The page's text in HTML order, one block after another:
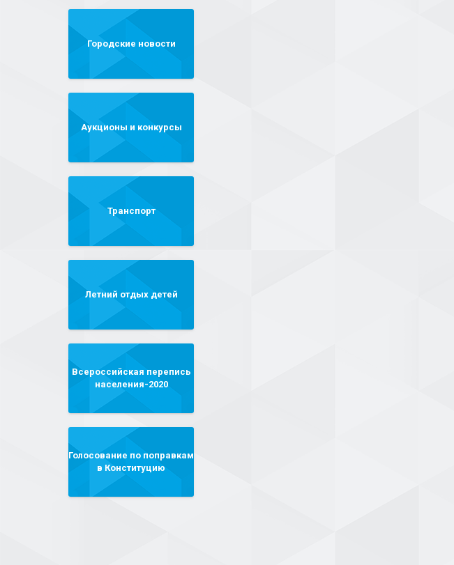
Городские новости
Аукционы и конкурсы
Транспорт
Летний отдых детей
Всероссийская перепись
населения-2020
Голосование по поправкам
в Конституцию